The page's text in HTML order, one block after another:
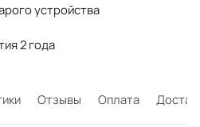
устройства
2 года
Отзывы Оплата